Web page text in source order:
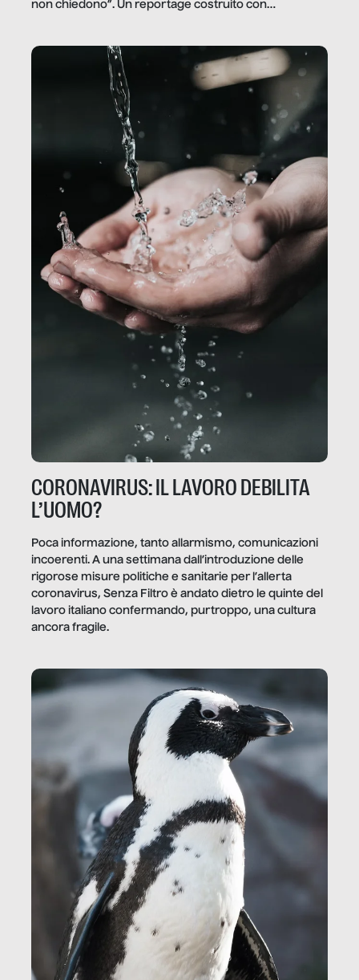
non chiedono”. Un reportage costruito con
CORONAVIRUS: IL LAVORO DEBILITA
L’UOMO?
Poca informazione, tanto allarmismo, comunicazioni
incoerenti. A una settimana dall’introduzione delle
rigorose misure politiche e sanitarie per l’allerta
coronavirus, Senza Filtro è andato dietro le quinte del
lavoro italiano confermando, purtroppo, una cultura
ancora fragile.